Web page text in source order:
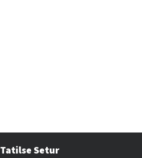
Tatilse Setur